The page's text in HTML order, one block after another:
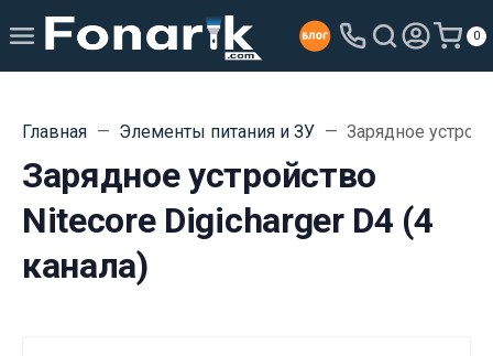
0
Главная Элементы питания и ЗУ Зарядное
Зарядное устройство
Nitecore Digicharger D4 (4
канала)